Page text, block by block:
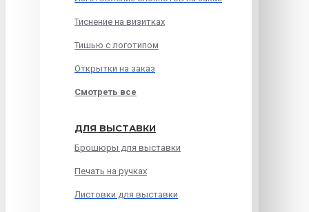
Тиснение на визитках
Тишью с логотипом
Открытки на заказ
Смотреть все
ДЛЯ ВЫСТАВКИ
Брошюры для выставки
Печать на ручках
Листовки для выставки